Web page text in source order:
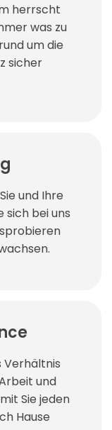
herrscht
was zu
um die
sicher
und Ihre
sich bei uns
Verhältnis
und
Sie jeden
Hause